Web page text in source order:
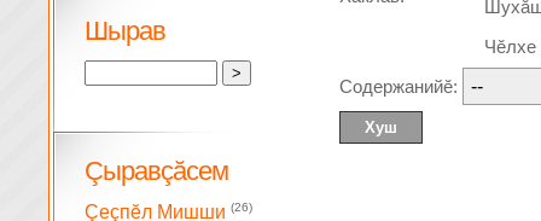
Содержанийĕ:
Шырав
Çыравçăсем
Çеçпĕл Мишши (26)